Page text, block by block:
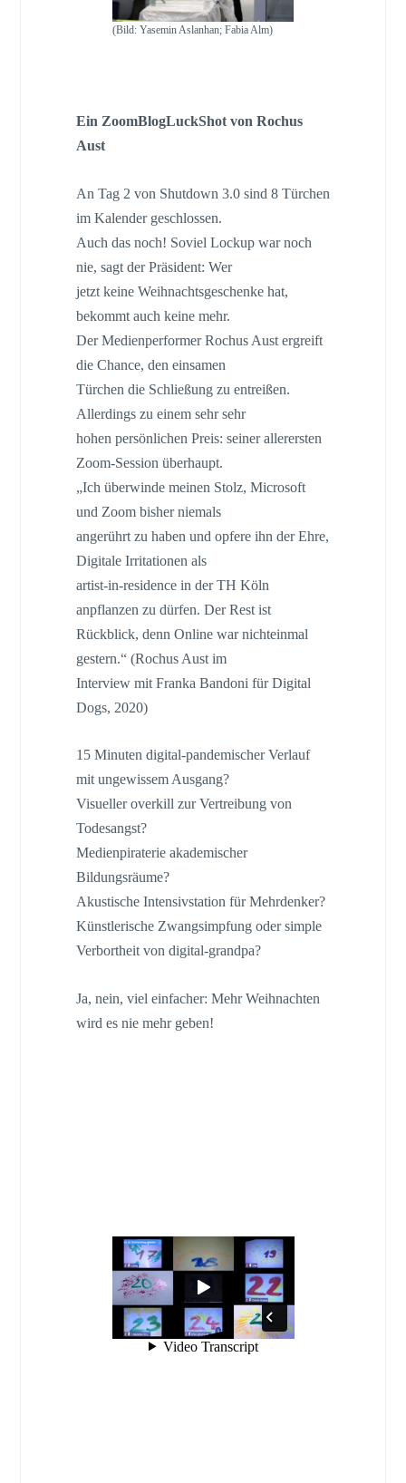
(Bild: Yasemin Aslanhan; Fabia Alm)
Ein ZoomBlogLuckShot von Rochus
Aust
An Tag 2 von Shutdown 3.0 sind 8 Türchen
im Kalender geschlossen.
Auch das noch! Soviel Lockup war noch
nie, sagt der Präsident: Wer
jetzt keine Weihnachtsgeschenke hat,
bekommt auch keine mehr.
Der Medienperformer Rochus Aust ergreift
die Chance, den einsamen
Türchen die Schließung zu entreißen.
Allerdings zu einem sehr sehr
hohen persönlichen Preis: seiner allerersten
Zoom-Session überhaupt.
„Ich überwinde meinen Stolz, Microsoft
und Zoom bisher niemals
angerührt zu haben und opfere ihn der Ehre,
Digitale Irritationen als
artist-in-residence in der TH Köln
anpflanzen zu dürfen. Der Rest ist
Rückblick, denn Online war nichteinmal
gestern.“ (Rochus Aust im
Interview mit Franka Bandoni für Digital
Dogs, 2020)
15 Minuten digital-pandemischer Verlauf
mit ungewissem Ausgang?
Visueller overkill zur Vertreibung von
Todesangst?
Medienpiraterie akademischer
Bildungsräume?
Akustische Intensivstation für Mehrdenker?
Künstlerische Zwangsimpfung oder simple
Verbortheit von digital-grandpa?
Ja, nein, viel einfacher: Mehr Weihnachten
wird es nie mehr geben!